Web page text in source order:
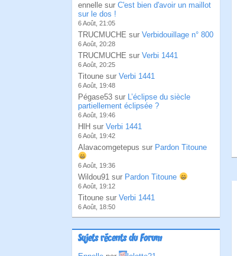
ennelle sur C'est bien d'avoir un maillot
sur le dos !
6 Août, 21:05
TRUCMUCHE sur Verbidouillage n° 800
6 Août, 20:28
TRUCMUCHE sur Verbi 1441
6 Août, 20:25
Titoune sur Verbi 1441
6 Août, 19:48
Pégase53 sur L’éclipse du siècle
partiellement éclipsée ?
6 Août, 19:46
HlH sur Verbi 1441
6 Août, 19:42
Alavacomgetepus sur Pardon Titoune
6 Août, 19:36
Wildou91 sur Pardon Titoune
6 Août, 19:12
Titoune sur Verbi 1441
6 Août, 18:50
Sujets récents du Forum